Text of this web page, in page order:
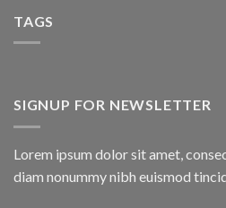
TAGS
SIGNUP FOR NEWSLETTER
Lorem ipsum dolor sit amet,
diam nonummy nibh euismod